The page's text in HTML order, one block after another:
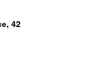
42